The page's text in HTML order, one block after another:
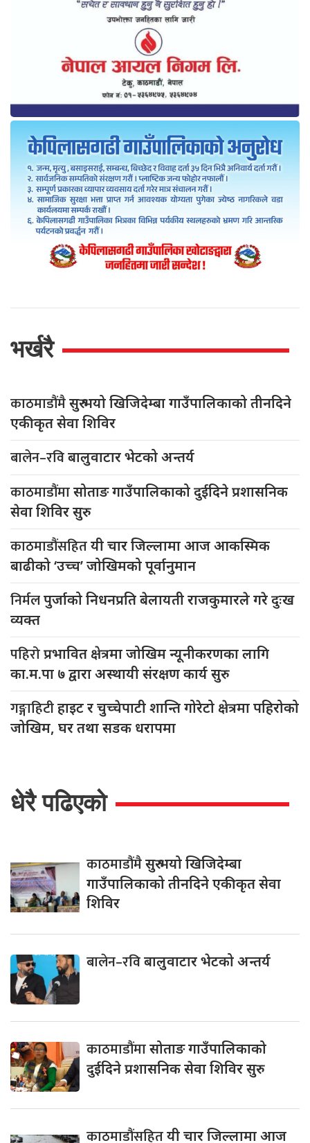
भर्खरै
काठमाडौंमैसुरु भयो खिजिदेम्बा गाउँपालिकाको तीनदिने
एकीकृत सेवा शिविर
बालेन–रविबालुवाटार भेटको अन्तर्य
काठमाडौंमासोताङ गाउँपालिकाको दुईदिने प्रशासनिक
सेवा शिविर सुरु
काठमाडौंसहितयी चार जिल्लामा आज आकस्मिक
बाढीको ‘उच्च’ जोखिमको पूर्वानुमान
निर्मलपुर्जाको निधनप्रति बेलायती राजकुमारले गरे दुःख
व्यक्त
पहिरोप्रभावित क्षेत्रमा जोखिम न्यूनीकरणका लागि
का.म.पा ७ द्वारा अस्थायी संरक्षण कार्य सुरु
गङ्गाहिटीहाइट र चुच्चेपाटी शान्ति गोरेटो क्षेत्रमा पहिरोको
जोखिम, घर तथा सडक धरापमा
धेरै पढिएको
काठमाडौंमैसुरु भयो खिजिदेम्बा
गाउँपालिकाको तीनदिने एकीकृत सेवा
शिविर
बालेन–रविबालुवाटार भेटको अन्तर्य
काठमाडौंमासोताङ गाउँपालिकाको
दुईदिने प्रशासनिक सेवा शिविर सुरु
काठमाडौंसहितयी चार जिल्लामा आज